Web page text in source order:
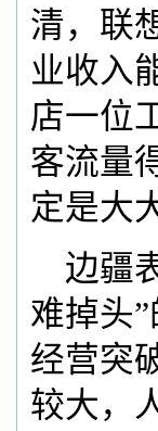
清，联
业收入
店一位
客流量
定是大
边疆
难掉头
经营突
较大，